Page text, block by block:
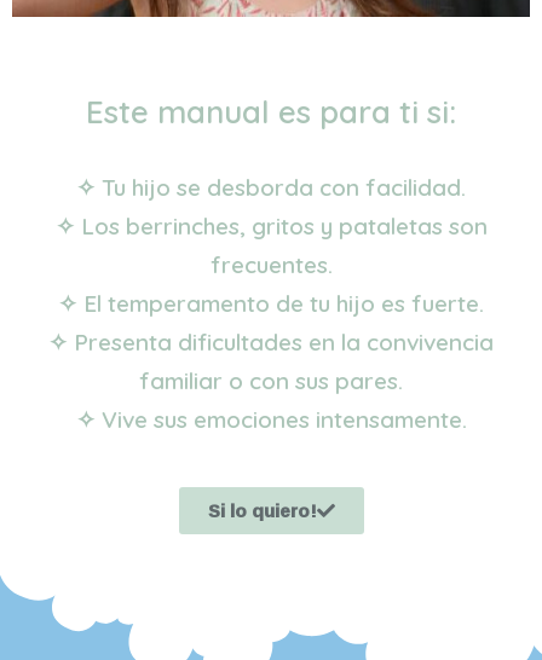
Este manual es para ti si:
✧ Tu hijo se desborda con facilidad.
✧ Los berrinches, gritos y pataletas son
frecuentes.
✧ El temperamento de tu hijo es fuerte.
✧ Presenta dificultades en la convivencia
familiar o con sus pares.
✧ Vive sus emociones intensamente.
Si lo quiero!